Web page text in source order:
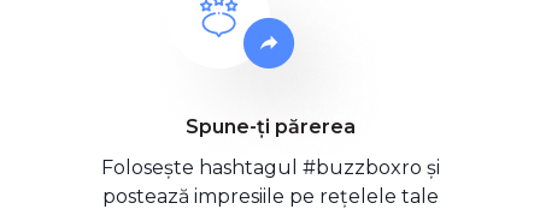
Spune-ți părerea
Folosește hashtagul #buzzboxro și
postează impresiile pe rețelele tale